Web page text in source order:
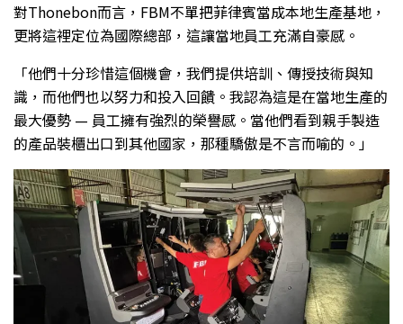
對Thonebon而言，FBM不單把菲律賓當成本地生產基地，
更將這裡定位為國際總部，這讓當地員工充滿自豪感。
「他們十分珍惜這個機會，我們提供培訓、傳授技術與知
識，而他們也以努力和投入回饋。我認為這是在當地生產的
最大優勢 — 員工擁有強烈的榮譽感。當他們看到親手製造
的產品裝櫃出口到其他國家，那種驕傲是不言而喻的。」